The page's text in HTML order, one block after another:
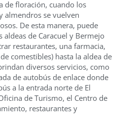
de floración, cuando los
almendros se vuelven
De esta manera, puede
aldeas de Caracuel y Bermejo
restaurantes, una farmacia,
comestibles) hasta la aldea de
diversos servicios, como
de autobús de enlace donde
a la entrada norte de El
de Turismo, el Centro de
restaurantes y